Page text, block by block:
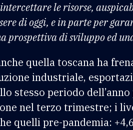
le risorse,
di oggi, e in parte per
di sviluppo ed
quella toscana ha
industriale,
stesso periodo
nel terzo trimestre; i
quelli pre-pandemia: